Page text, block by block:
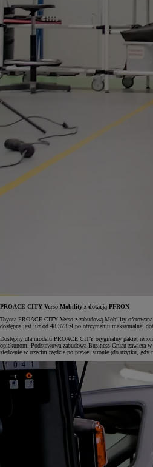
PROACE CITY Verso Mobility z dotacją PFRON
Toyota PROACE CITY Verso z zabudową Mobility
dostępna jest już od 48 373 zł po otrzymaniu maksymalnej
Dostępny dla modelu PROACE CITY oryginalny pakiet
opiekunom. Podstawowa zabudowa Business Gruau zawiera
siedzenie w trzecim rzędzie po prawej stronie (do użytku, gdy